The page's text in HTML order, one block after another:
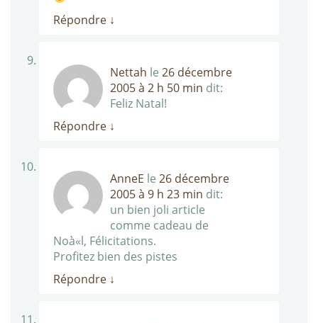
Répondre ↓
Nettah le 26 décembre
2005 à 2 h 50 min dit:
Feliz Natal!
Répondre ↓
AnneE le 26 décembre
2005 à 9 h 23 min dit:
un bien joli article
comme cadeau de
Noà«l, Félicitations.
Profitez bien des pistes
Répondre ↓